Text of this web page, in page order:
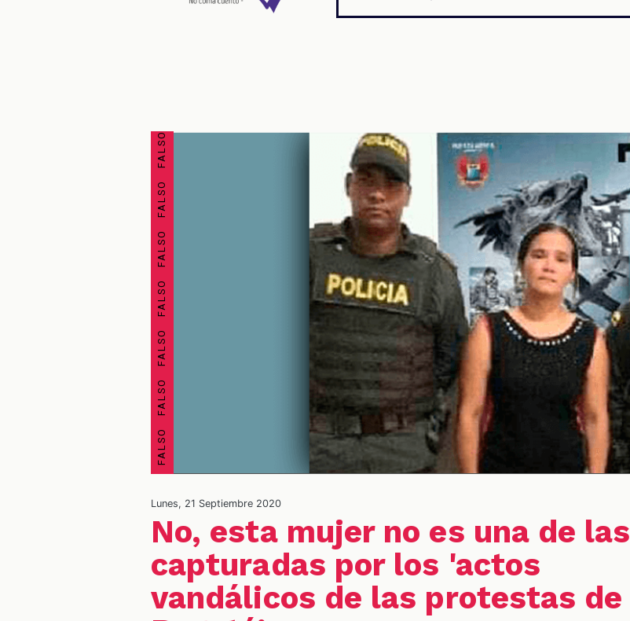
FALSO FALSO FALSO FALSO FALSO FALSO FALSO FALSO
Lunes, 21 Septiembre 2020
No, esta mujer no es una de las
capturadas por los 'actos
vandálicos de las protestas de